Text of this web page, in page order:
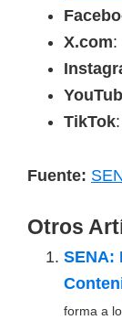
X.com:
TikTok
Fuente:
Otros
SENA:
forma a